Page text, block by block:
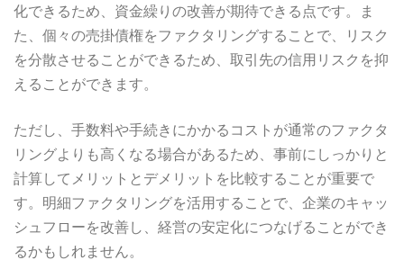
化できるため、資金繰りの改善が期待できる点です。ま
た、個々の売掛債権をファクタリングすることで、リスク
を分散させることができるため、取引先の信用リスクを抑
えることができます。
ただし、手数料や手続きにかかるコストが通常のファクタ
リングよりも高くなる場合があるため、事前にしっかりと
計算してメリットとデメリットを比較することが重要で
す。明細ファクタリングを活用することで、企業のキャッ
シュフローを改善し、経営の安定化につなげることができ
るかもしれません。